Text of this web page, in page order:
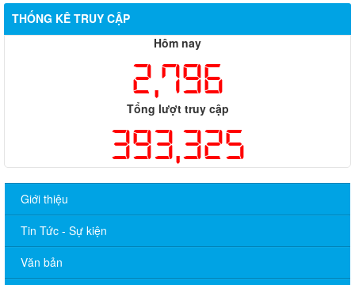
THỐNG KÊ TRUY CẬP
Hôm nay
2,796
Tổng lượt truy cập
393,325
Giới thiệu
Tin Tức - Sự kiện
Văn bản